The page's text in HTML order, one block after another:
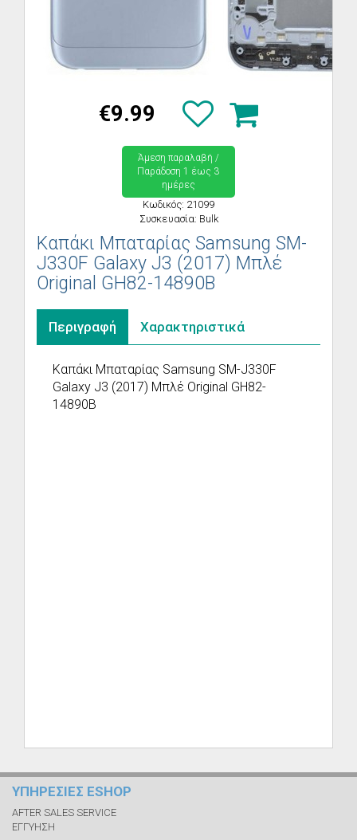
€9.99
Άμεση παραλαβή /
Παράδoση 1 έως 3
ημέρες
Κωδικός: 21099
Συσκευασία: Bulk
Καπάκι Μπαταρίας Samsung SM-
J330F Galaxy J3 (2017) Μπλέ
Original GH82-14890B
Περιγραφή Χαρακτηριστικά
Καπάκι Μπαταρίας Samsung SM-J330F
Galaxy J3 (2017) Μπλέ Original GH82-
14890B
ΥΠΗΡΕΣΙΕΣ ESHOP
AFTER SALES SERVICE
ΕΓΓΥΗΣΗ